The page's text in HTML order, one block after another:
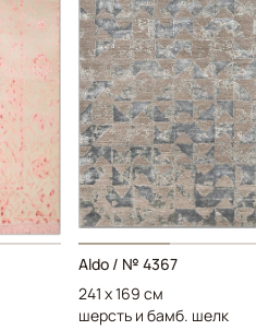
Aldo / № 4367
241 x 169 см
шерсть и бамб. шелк